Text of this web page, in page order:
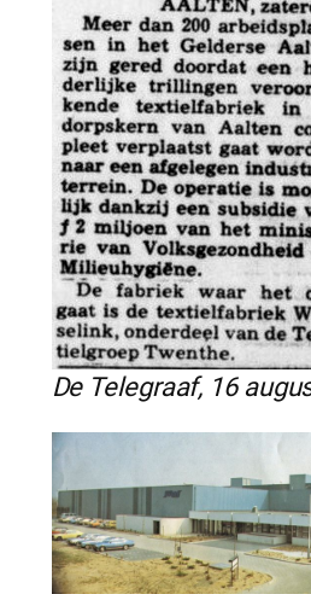
De Telegraaf, 16